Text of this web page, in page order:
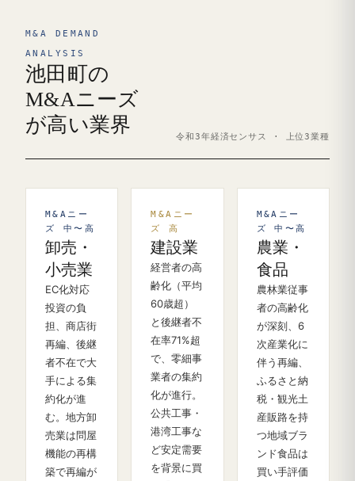
M&A DEMAND
ANALYSIS
池田町の
M&Aニーズ
が高い業界
令和3年経済センサス · 上位3業種
M&Aニー
ズ 中〜高
卸売・
小売業
EC化対応
投資の負
担、商店街
再編、後継
者不在で大
手による集
約化が進
む。地方卸
売業は問屋
機能の再構
築で再編が
M&Aニー
ズ 高
建設業
経営者の高
齢化（平均
60歳超）
と後継者不
在率71%超
で、零細事
業者の集約
化が進行。
公共工事・
港湾工事な
ど安定需要
を背景に買
M&Aニー
ズ 中〜高
農業・
食品
農林業従事
者の高齢化
が深刻、6
次産業化に
伴う再編、
ふるさと納
税・観光土
産販路を持
つ地域ブラ
ンド食品は
買い手評価